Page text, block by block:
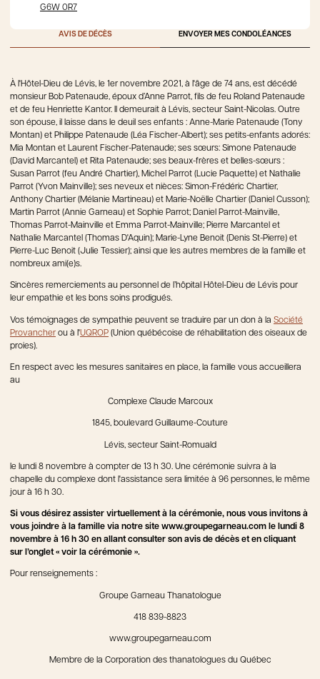
G6W 0R7
AVIS DE DÉCÈS ENVOYER MES CONDOLÉANCES
À l'Hôtel-Dieu de Lévis, le 1er novembre 2021, à l'âge de 74 ans, est décédé
monsieur Bob Patenaude, époux d’Anne Parrot, fils de feu Roland Patenaude
et de feu Henriette Kantor. Il demeurait à Lévis, secteur Saint-Nicolas. Outre
son épouse, il laisse dans le deuil ses enfants : Anne-Marie Patenaude (Tony
Montan) et Philippe Patenaude (Léa Fischer-Albert); ses petits-enfants adorés:
Mia Montan et Laurent Fischer-Patenaude; ses sœurs: Simone Patenaude
(David Marcantel) et Rita Patenaude; ses beaux-frères et belles-sœurs :
Susan Parrot (feu André Chartier), Michel Parrot (Lucie Paquette) et Nathalie
Parrot (Yvon Mainville); ses neveux et nièces: Simon-Frédéric Chartier,
Anthony Chartier (Mélanie Martineau) et Marie-Noëlle Chartier (Daniel Cusson);
Martin Parrot (Annie Garneau) et Sophie Parrot; Daniel Parrot-Mainville,
Thomas Parrot-Mainville et Emma Parrot-Mainville; Pierre Marcantel et
Nathalie Marcantel (Thomas D'Aquin); Marie-Lyne Benoit (Denis St-Pierre) et
Pierre-Luc Benoit (Julie Tessier); ainsi que les autres membres de la famille et
nombreux ami(e)s.
Sincères remerciements au personnel de l’hôpital Hôtel-Dieu de Lévis pour
leur empathie et les bons soins prodigués.
Vos témoignages de sympathie peuvent se traduire par un don à la Société
Provancher ou à l'UQROP (Union québécoise de réhabilitation des oiseaux de
proies).
En respect avec les mesures sanitaires en place, la famille vous accueillera
au
Complexe Claude Marcoux
1845, boulevard Guillaume-Couture
Lévis, secteur Saint-Romuald
le lundi 8 novembre à compter de 13 h 30. Une cérémonie suivra à la
chapelle du complexe dont l'assistance sera limitée à 96 personnes, le même
jour à 16 h 30.
Si vous désirez assister virtuellement à la cérémonie, nous vous invitons à
vous joindre à la famille via notre site www.groupegarneau.com le lundi 8
novembre à 16 h 30 en allant consulter son avis de décès et en cliquant
sur l’onglet « voir la cérémonie ».
Pour renseignements :
Groupe Garneau Thanatologue
418 839-8823
www.groupegarneau.com
Membre de la Corporation des thanatologues du Québec